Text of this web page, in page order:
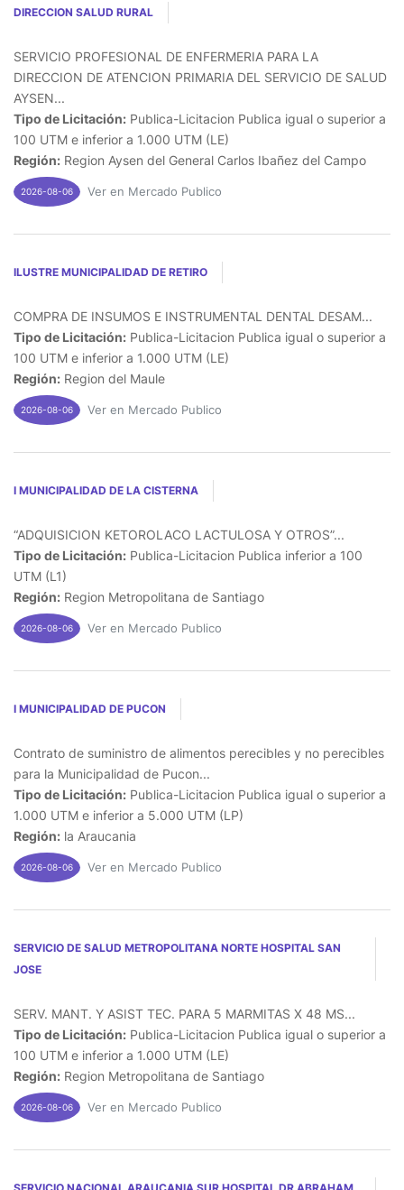
DIRECCION SALUD RURAL
SERVICIO PROFESIONAL DE ENFERMERIA PARA LA
DIRECCION DE ATENCION PRIMARIA DEL SERVICIO DE SALUD
AYSEN...
Tipo de Licitación: Publica-Licitacion Publica igual o superior a
100 UTM e inferior a 1.000 UTM (LE)
Región: Region Aysen del General Carlos Ibañez del Campo
2026-08-06 Ver en Mercado Publico
ILUSTRE MUNICIPALIDAD DE RETIRO
COMPRA DE INSUMOS E INSTRUMENTAL DENTAL DESAM...
Tipo de Licitación: Publica-Licitacion Publica igual o superior a
100 UTM e inferior a 1.000 UTM (LE)
Región: Region del Maule
2026-08-06 Ver en Mercado Publico
I MUNICIPALIDAD DE LA CISTERNA
“ADQUISICION KETOROLACO LACTULOSA Y OTROS”...
Tipo de Licitación: Publica-Licitacion Publica inferior a 100
UTM (L1)
Región: Region Metropolitana de Santiago
2026-08-06 Ver en Mercado Publico
I MUNICIPALIDAD DE PUCON
Contrato de suministro de alimentos perecibles y no perecibles
para la Municipalidad de Pucon...
Tipo de Licitación: Publica-Licitacion Publica igual o superior a
1.000 UTM e inferior a 5.000 UTM (LP)
Región: la Araucania
2026-08-06 Ver en Mercado Publico
SERVICIO DE SALUD METROPOLITANA NORTE HOSPITAL SAN
JOSE
SERV. MANT. Y ASIST TEC. PARA 5 MARMITAS X 48 MS...
Tipo de Licitación: Publica-Licitacion Publica igual o superior a
100 UTM e inferior a 1.000 UTM (LE)
Región: Region Metropolitana de Santiago
2026-08-06 Ver en Mercado Publico